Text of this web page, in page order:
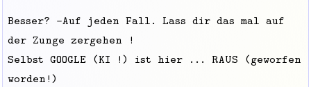
Besser? -Auf jeden Fall. Lass dir das mal auf
der Zunge zergehen !
Selbst GOOGLE (KI !) ist hier ... RAUS (geworfen
worden!)